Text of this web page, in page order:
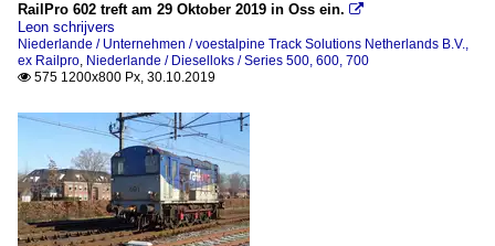
RailPro 602 treft am 29 Oktober 2019 in Oss ein. 
Leon schrijvers
Niederlande / Unternehmen / voestalpine Track Solutions Netherlands B.V.,
ex Railpro, Niederlande / Dieselloks / Series 500, 600, 700
 575 1200x800 Px, 30.10.2019